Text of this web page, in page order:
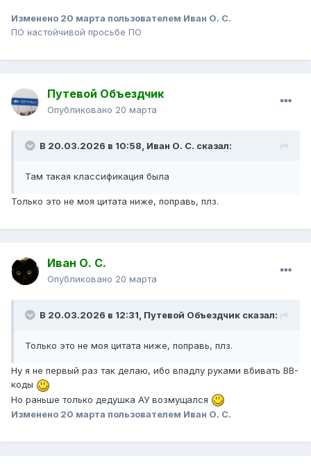
Учебно-карьеристская группа
все лекции и семинары, боясь что-то упустить. Они
гонятся за знаниями, мечтают занять свою нишу в науке
Карьеристы могут могут занимать как низкие, так и
знаний – они всегда учатся, читают, стараются
легко тем руководителям, которые сами развиваются и
ладить с представителями этой группы, тем более, что
Культурно-развлекательная группа
работники, которые уже остановились в своем
за пределами работы – это либо другие проекты, либо
работники выполняют поставленные задачи от и до, у них
нет мотивации стараться сделать лучше или больше.
Алкогольно-сексуальная группа
Такая группа наиболее проблематична для любого
Изменено 20 марта пользователем Иван О. С.
ПО настойчивой просьбе ПО
Путевой Объездчик
Опубликовано 20 марта
В 20.03.2026 в 10:58, Иван О. С. сказал:
Там такая классификация была
Только это не моя цитата ниже, поправь, плз.
Иван О. С.
Опубликовано 20 марта
В 20.03.2026 в 12:31, Путевой Объездчик сказал:
Только это не моя цитата ниже, поправь, плз.
Ну я не первый раз так делаю, ибо впадлу руками вбивать BB-
коды
Но раньше только дедушка АУ возмущался
Изменено 20 марта пользователем Иван О. С.